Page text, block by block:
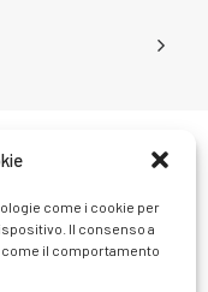
come i cookie per
Il consenso a
il comportamento